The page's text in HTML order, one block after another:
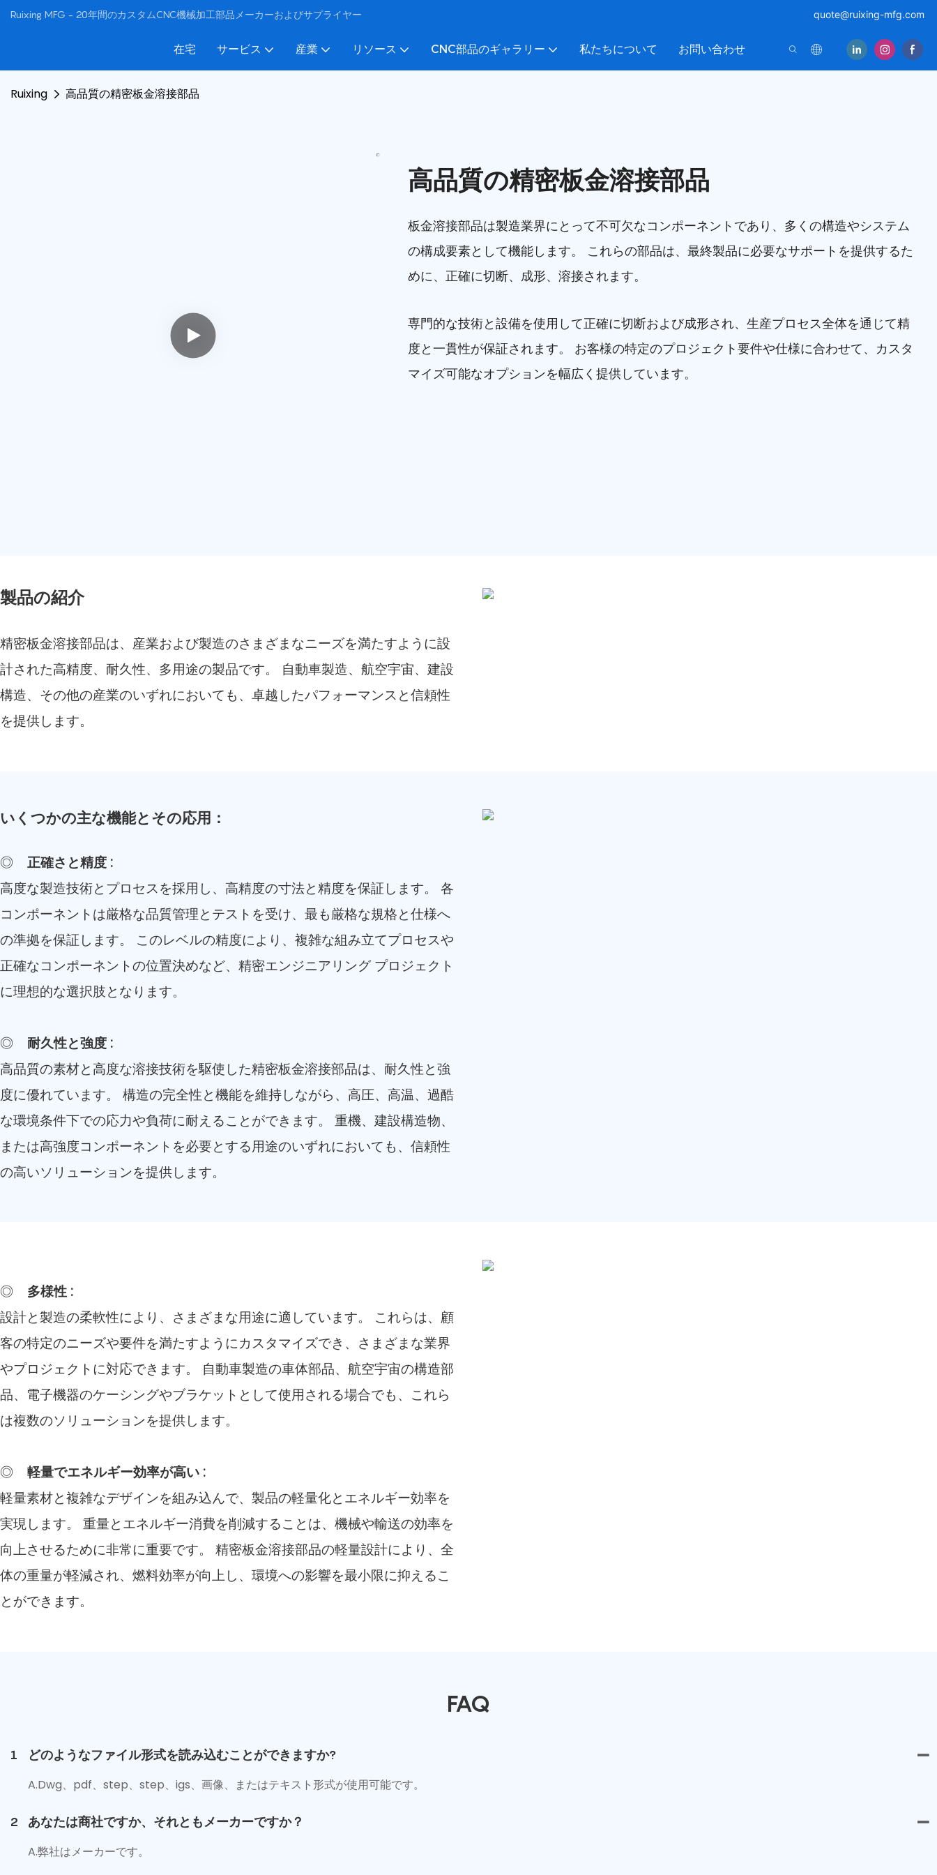
Ruixing MFG - 20年間のカスタムCNC機械加工部品メーカーおよびサプライヤー quote@ruixing-mfg.com
在宅 サービス 産業 リソース CNC部品のギャラリー 私たちについて お問い合わせ
Ruixing 高品質の精密板金溶接部品
高品質の精密板金溶接部品
板金溶接部品は製造業界にとって不可欠なコンポーネントであり、多くの構造やシステム
の構成要素として機能します。 これらの部品は、最終製品に必要なサポートを提供するた
めに、正確に切断、成形、溶接されます。
専門的な技術と設備を使用して正確に切断および成形され、生産プロセス全体を通じて精
度と一貫性が保証されます。 お客様の特定のプロジェクト要件や仕様に合わせて、カスタ
マイズ可能なオプションを幅広く提供しています。
製品の紹介
精密板金溶接部品は、産業および製造のさまざまなニーズを満たすように設
計された高精度、耐久性、多用途の製品です。 自動車製造、航空宇宙、建設
構造、その他の産業のいずれにおいても、卓越したパフォーマンスと信頼性
を提供します。
いくつかの主な機能とその応用：
◎ 正確さと精度 :
高度な製造技術とプロセスを採用し、高精度の寸法と精度を保証します。 各
コンポーネントは厳格な品質管理とテストを受け、最も厳格な規格と仕様へ
の準拠を保証します。 このレベルの精度により、複雑な組み立てプロセスや
正確なコンポーネントの位置決めなど、精密エンジニアリング プロジェクト
に理想的な選択肢となります。
◎ 耐久性と強度 :
高品質の素材と高度な溶接技術を駆使した精密板金溶接部品は、耐久性と強
度に優れています。 構造の完全性と機能を維持しながら、高圧、高温、過酷
な環境条件下での応力や負荷に耐えることができます。 重機、建設構造物、
または高強度コンポーネントを必要とする用途のいずれにおいても、信頼性
の高いソリューションを提供します。
◎ 多様性 :
設計と製造の柔軟性により、さまざまな用途に適しています。 これらは、顧
客の特定のニーズや要件を満たすようにカスタマイズでき、さまざまな業界
やプロジェクトに対応できます。 自動車製造の車体部品、航空宇宙の構造部
品、電子機器のケーシングやブラケットとして使用される場合でも、これら
は複数のソリューションを提供します。
◎ 軽量でエネルギー効率が高い :
軽量素材と複雑なデザインを組み込んで、製品の軽量化とエネルギー効率を
実現します。 重量とエネルギー消費を削減することは、機械や輸送の効率を
向上させるために非常に重要です。 精密板金溶接部品の軽量設計により、全
体の重量が軽減され、燃料効率が向上し、環境への影響を最小限に抑えるこ
とができます。
FAQ
1 どのようなファイル形式を読み込むことができますか?
A.Dwg、pdf、step、step、igs、画像、またはテキスト形式が使用可能です。
2 あなたは商社ですか、それともメーカーですか？
A.弊社はメーカーです。